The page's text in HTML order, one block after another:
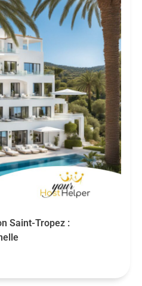
Saint-Tropez :